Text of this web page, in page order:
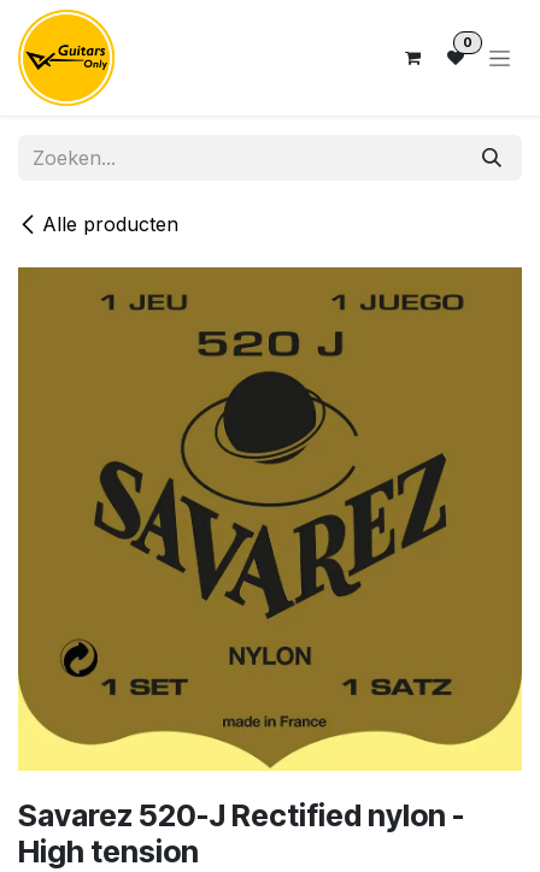
Overslaan naar inhoud
0
Alle producten
Savarez 520-J Rectified nylon -
High tension